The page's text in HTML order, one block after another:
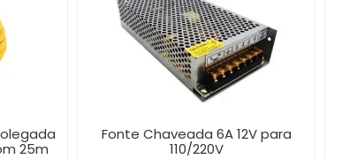
25m
Fonte Chaveada 6A 12V para
110/220V